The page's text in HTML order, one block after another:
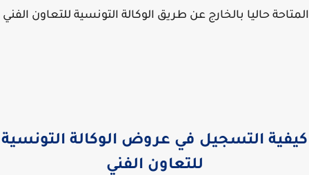
حاليا بالخارج عن طريق الوكالة التونسية للتعاون الفني
التسجيل في عروض الوكالة التونسية
للتعاون الفني